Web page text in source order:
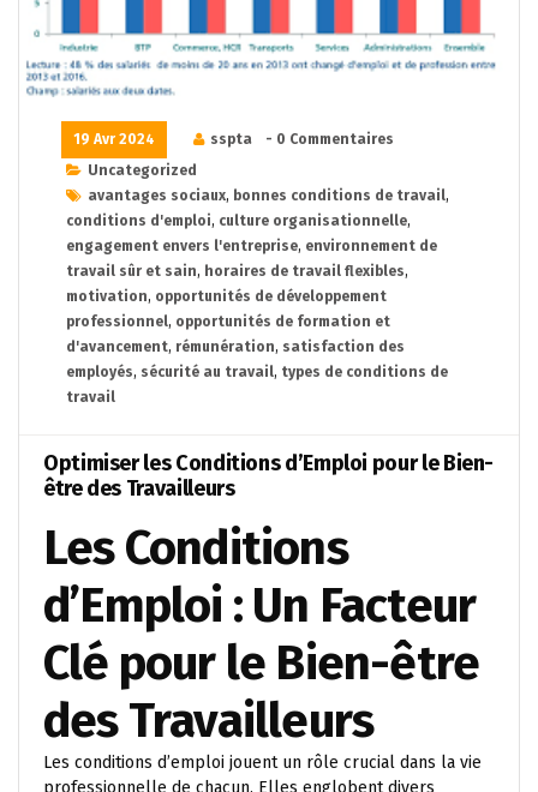
19 Avr 2024 sspta
- 0 Commentaires
Uncategorized
avantages sociaux, bonnes conditions de travail,
conditions d'emploi, culture organisationnelle,
engagement envers l'entreprise, environnement de
travail sûr et sain, horaires de travail flexibles,
motivation, opportunités de développement
professionnel, opportunités de formation et
d'avancement, rémunération, satisfaction des
employés, sécurité au travail, types de conditions de
travail
Optimiser les Conditions d’Emploi pour le Bien-
être des Travailleurs
Les Conditions
d’Emploi : Un Facteur
Clé pour le Bien-être
des Travailleurs
Les conditions d’emploi jouent un rôle crucial dans la vie
professionnelle de chacun. Elles englobent divers